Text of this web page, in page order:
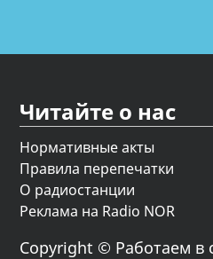
Читайте о нас
Нормативные акты
Правила перепечатки
О радиостанции
Реклама на Radio NOR
Copyright © Работаем в